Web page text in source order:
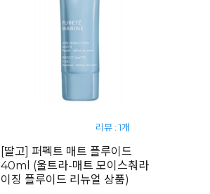
리뷰 : 1개
[딸고] 퍼펙트 매트 플루이드
40ml (울트라-매트 모이스춰라
이징 플루이드 리뉴얼 상품)